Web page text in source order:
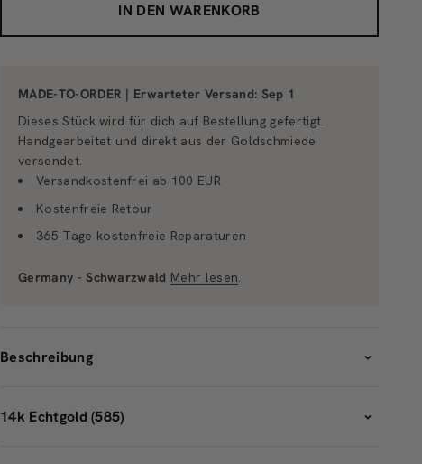
IN DEN WARENKORB
MADE-TO-ORDER | Erwarteter Versand: Sep 1
Dieses Stück wird für dich auf Bestellung gefertigt.
Handgearbeitet und direkt aus der Goldschmiede
versendet.
Versandkostenfrei ab 100 EUR
Kostenfreie Retour
365 Tage kostenfreie Reparaturen
Germany - Schwarzwald Mehr lesen.
Beschreibung
14k Echtgold (585)